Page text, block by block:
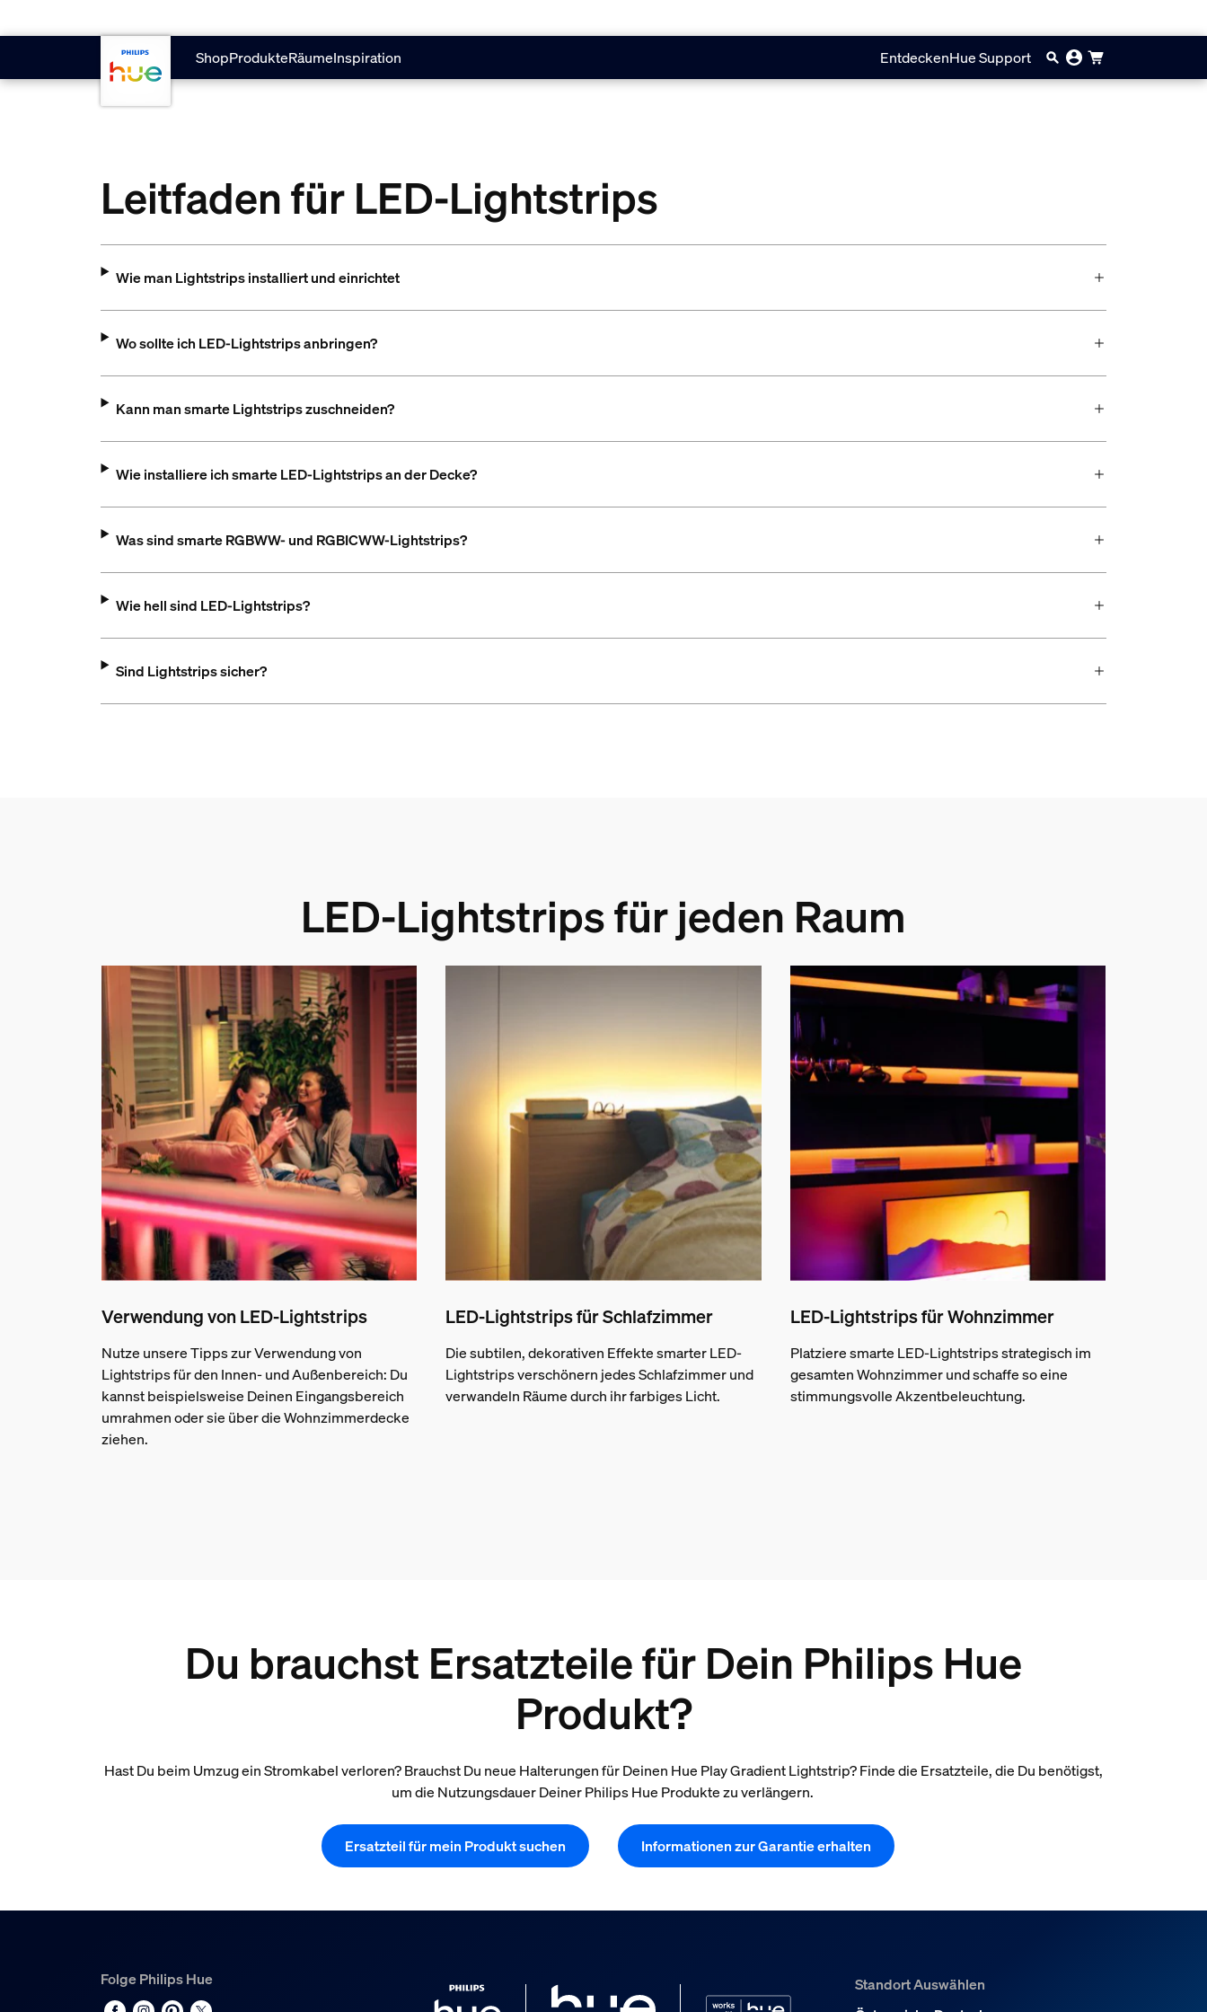
ShopProdukteRäumeInspiration EntdeckenHue Support
Leitfaden für LED-Lightstrips
Wie man Lightstrips installiert und einrichtet
Wo sollte ich LED-Lightstrips anbringen?
Kann man smarte Lightstrips zuschneiden?
Wie installiere ich smarte LED-Lightstrips an der Decke?
Was sind smarte RGBWW- und RGBICWW-Lightstrips?
Wie hell sind LED-Lightstrips?
Sind Lightstrips sicher?
LED-Lightstrips für jeden Raum
Verwendung von LED-Lightstrips
Nutze unsere Tipps zur Verwendung von
Lightstrips für den Innen- und Außenbereich: Du
kannst beispielsweise Deinen Eingangsbereich
umrahmen oder sie über die Wohnzimmerdecke
ziehen.
LED-Lightstrips für Schlafzimmer
Die subtilen, dekorativen Effekte smarter LED-
Lightstrips verschönern jedes Schlafzimmer und
verwandeln Räume durch ihr farbiges Licht.
LED-Lightstrips für Wohnzimmer
Platziere smarte LED-Lightstrips strategisch im
gesamten Wohnzimmer und schaffe so eine
stimmungsvolle Akzentbeleuchtung.
Du brauchst Ersatzteile für Dein Philips Hue
Produkt?
Hast Du beim Umzug ein Stromkabel verloren? Brauchst Du neue Halterungen für Deinen Hue Play Gradient Lightstrip? Finde die Ersatzteile, die Du benötigst,
um die Nutzungsdauer Deiner Philips Hue Produkte zu verlängern.
Ersatzteil für mein Produkt suchen Informationen zur Garantie erhalten
Folge Philips Hue
Standort Auswählen